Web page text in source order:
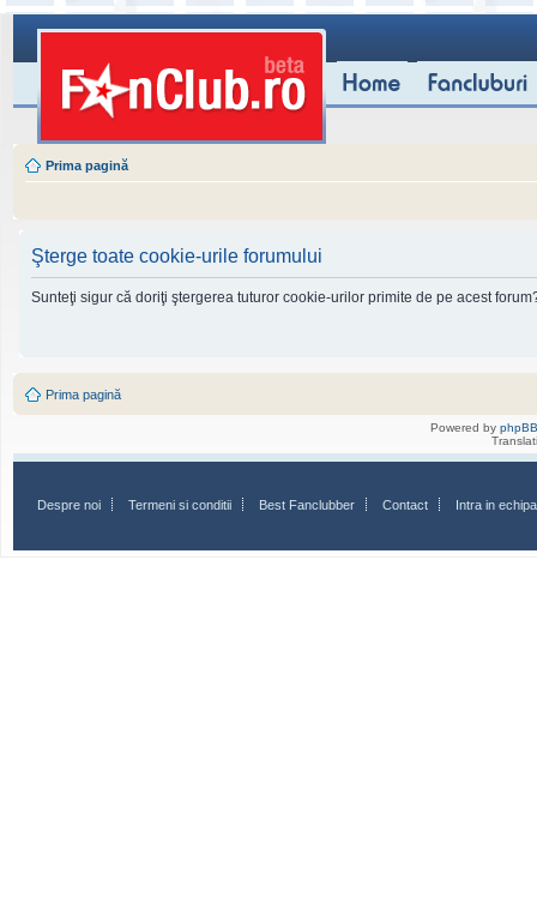
Prima pagină
Şterge toate cookie-urile forumului
Sunteţi sigur că doriţi ştergerea tuturor cookie-urilor primite de pe acest
Prima pagină
Powered by phpBB
Despre noi Termeni si conditii Best Fanclubber Contact Intra in